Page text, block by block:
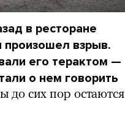
в ресторане
взрыв.
его терактом —
о нем говорить
до сих пор остаются